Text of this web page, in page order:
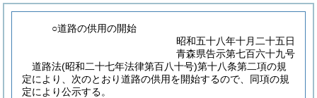
○道路の供用の開始
昭和五十八年十月二十五日
青森県告示第七百六十九号
道路法(昭和二十七年法律第百八十号)第十八条第二項の規
定により、次のとおり道路の供用を開始するので、同項の規
定により公示する。